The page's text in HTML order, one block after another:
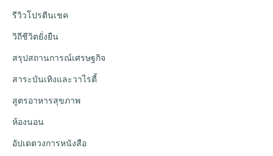
รีวิวโปรตีนเชค
วิถีชีวิตยั่งยืน
สรุปสถานการณ์เศรษฐกิจ
สาระบันเทิงและวาไรตี้
สูตรอาหารสุขภาพ
ห้องนอน
อัปเดตวงการหนังสือ